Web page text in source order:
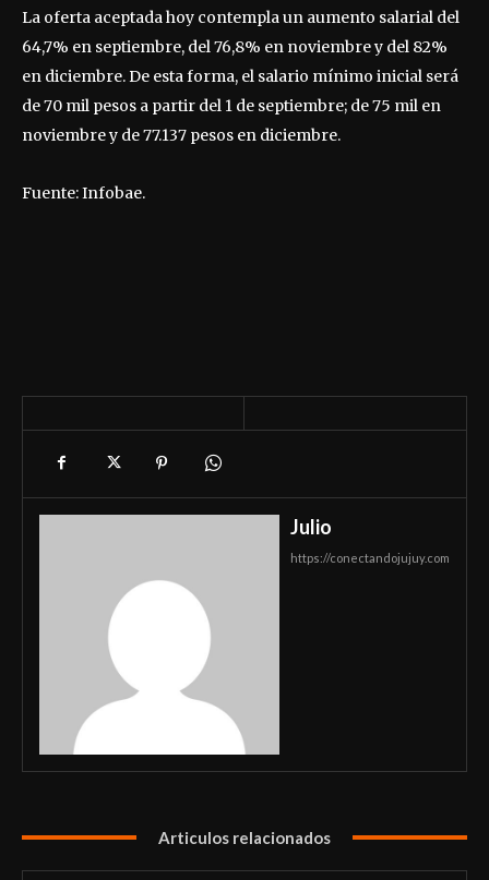
La oferta aceptada hoy contempla un aumento salarial del
64,7% en septiembre, del 76,8% en noviembre y del 82%
en diciembre. De esta forma, el salario mínimo inicial será
de 70 mil pesos a partir del 1 de septiembre; de 75 mil en
noviembre y de 77.137 pesos en diciembre.
Fuente: Infobae.
Julio
https://conectandojujuy.com
Articulos relacionados